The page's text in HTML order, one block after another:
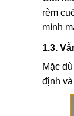
rèm
mình
1.3.
Mặc
định